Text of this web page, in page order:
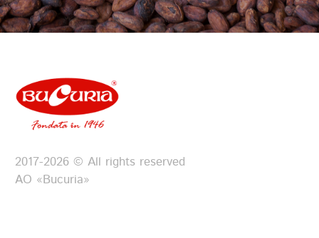
2017-2026 © All rights reserved
АО «Bucuria»